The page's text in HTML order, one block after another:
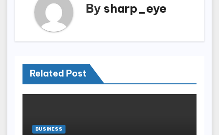
By sharp_eye
Related Post
BUSINESS